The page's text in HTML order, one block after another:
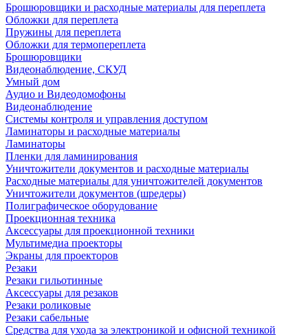
Брошюровщики и расходные материалы для переплета
Обложки для переплета
Пружины для переплета
Обложки для термопереплета
Брошюровщики
Видеонаблюдение, СКУД
Умный дом
Аудио и Видеодомофоны
Видеонаблюдение
Системы контроля и управления доступом
Ламинаторы и расходные материалы
Ламинаторы
Пленки для ламинирования
Уничтожители документов и расходные материалы
Расходные материалы для уничтожителей документов
Уничтожители документов (шредеры)
Полиграфическое оборудование
Проекционная техника
Аксессуары для проекционной техники
Мультимедиа проекторы
Экраны для проекторов
Резаки
Резаки гильотинные
Аксессуары для резаков
Резаки роликовые
Резаки сабельные
Средства для ухода за электроникой и офисной техникой